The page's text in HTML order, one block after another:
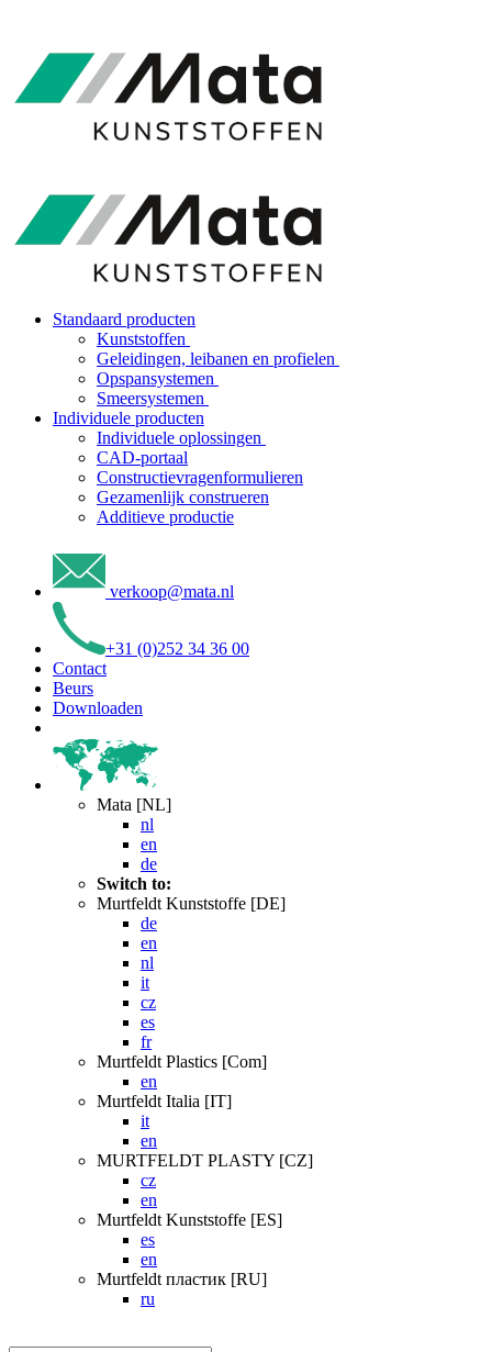
Standaard producten
Kunststoffen
Geleidingen, leibanen en profielen
Opspansystemen
Smeersystemen
Individuele producten
Individuele oplossingen
CAD-portaal
Constructievragenformulieren
Gezamenlijk construeren
Additieve productie
verkoop@mata.nl
+31 (0)252 34 36 00
Contact
Beurs
Downloaden
Mata [NL]
nl
en
de
Switch to:
Murtfeldt Kunststoffe [DE]
de
en
nl
it
cz
es
fr
Murtfeldt Plastics [Com]
en
Murtfeldt Italia [IT]
it
en
MURTFELDT PLASTY [CZ]
cz
en
Murtfeldt Kunststoffe [ES]
es
en
Murtfeldt пластик [RU]
ru